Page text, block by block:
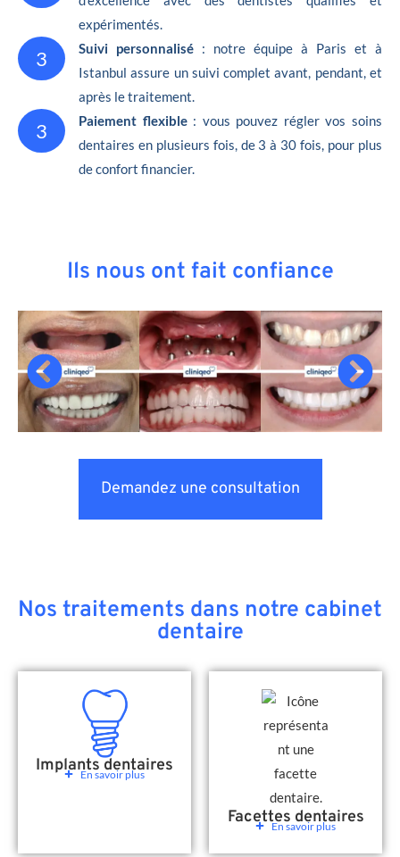
expérimentés.
3 Suivi personnalisé : notre équipe à Paris et à
Istanbul assure un suivi complet avant, pendant, et
après le traitement.
3 Paiement flexible: vous pouvez régler vos soins
dentaires en plusieurs fois, de 3 à 30 fois, pour plus
de confort financier.
Ils nous ont fait confiance
Demandez une consultation
Nos traitements dans notre cabinet
dentaire
Implants dentaires
En savoir plus
Facettes dentaires
En savoir plus